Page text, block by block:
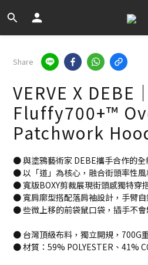
Share
VERVE X DEBE｜
Fluffy700+™
Patchwork
● 與塗鴉藝術家 DEBE攜手合作的全
● 以「道」為核心，融合街頭率性
● 寬版BOXY剪裁展現街頭感獨特穿
● 寬肩廓型搭配落肩袖設計，手臂
● 些微上移的前袋鼠口袋，插手不
● 台灣頂級布料，獨立開規，700G
● 材質：59% POLYESTER、41%